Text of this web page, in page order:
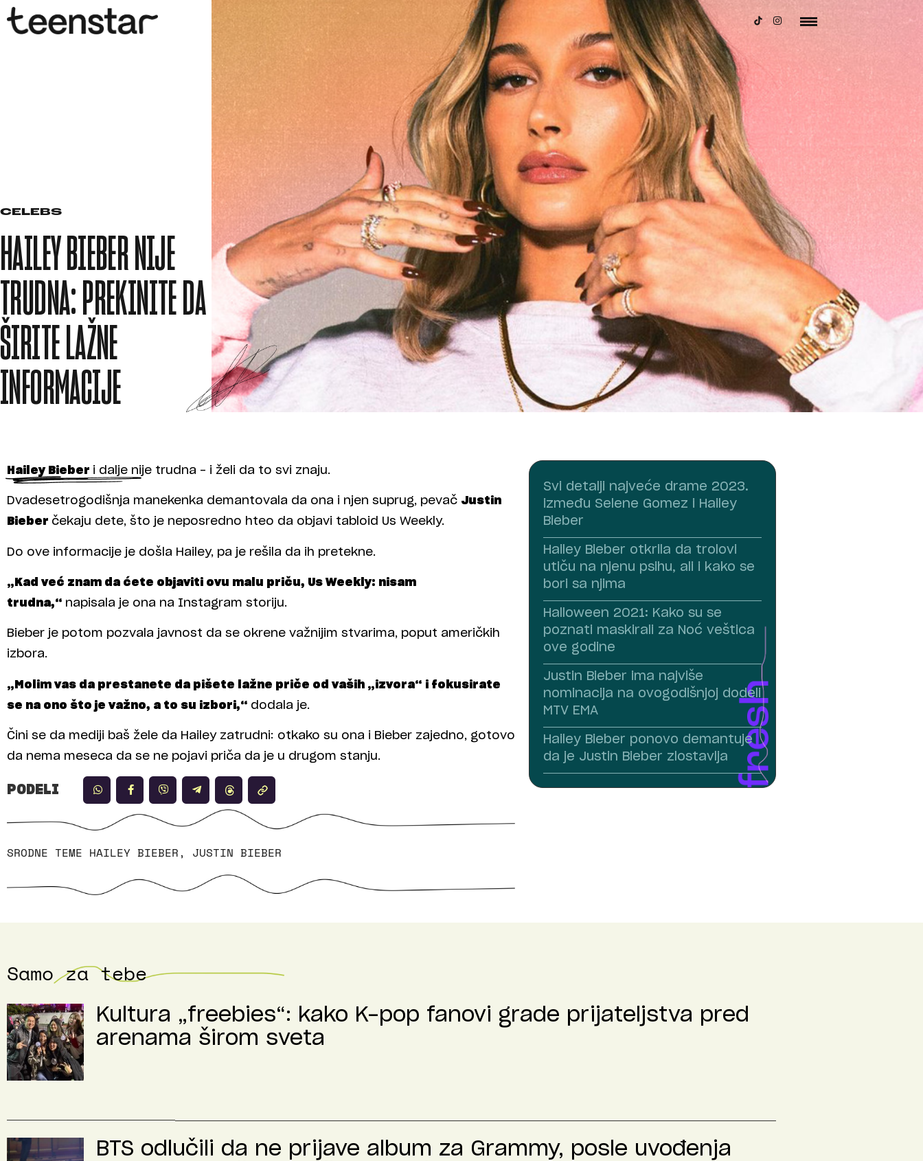
CELEBS
HAILEY BIEBER NIJE
TRUDNA: PREKINITE DA
ŠIRITE LAŽNE
INFORMACIJE
Hailey Bieber i dalje nije trudna – i želi da to svi znaju.
Dvadesetrogodišnja manekenka demantovala da ona i njen suprug, pevač Justin
Bieber čekaju dete, što je neposredno hteo da objavi tabloid Us Weekly.
Do ove informacije je došla Hailey, pa je rešila da ih pretekne.
„Kad već znam da ćete objaviti ovu malu priču, Us Weekly: nisam
trudna,“ napisala je ona na Instagram storiju.
Bieber je potom pozvala javnost da se okrene važnijim stvarima, poput američkih
izbora.
„Molim vas da prestanete da pišete lažne priče od vaših „izvora“ i fokusirate
se na ono što je važno, a to su izbori,“ dodala je.
Čini se da mediji baš žele da Hailey zatrudni: otkako su ona i Bieber zajedno, gotovo
da nema meseca da se ne pojavi priča da je u drugom stanju.
PODELI
SRODNE TEME HAILEY BIEBER, JUSTIN BIEBER
Svi detalji najveće drame 2023.
između Selene Gomez i Hailey
Bieber
Hailey Bieber otkrila da trolovi
utiču na njenu psihu, ali i kako se
bori sa njima
Halloween 2021: Kako su se
poznati maskirali za Noć veštica
ove godine
Justin Bieber ima najviše
nominacija na ovogodišnjoj dodeli
MTV EMA
Hailey Bieber ponovo demantuje
da je Justin Bieber zlostavlja
Samo za tebe
Kultura „freebies“: kako K-pop fanovi grade prijateljstva pred
arenama širom sveta
BTS odlučili da ne prijave album za Grammy, posle uvođenja